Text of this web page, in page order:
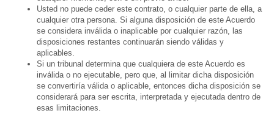
Usted no puede ceder este contrato, o cualquier parte de ella, a
cualquier otra persona. Si alguna disposición de este Acuerdo
se considera inválida o inaplicable por cualquier razón, las
disposiciones restantes continuarán siendo válidas y
aplicables.
Si un tribunal determina que cualquiera de este Acuerdo es
inválida o no ejecutable, pero que, al limitar dicha disposición
se convertiría válida o aplicable, entonces dicha disposición se
considerará para ser escrita, interpretada y ejecutada dentro de
esas limitaciones.